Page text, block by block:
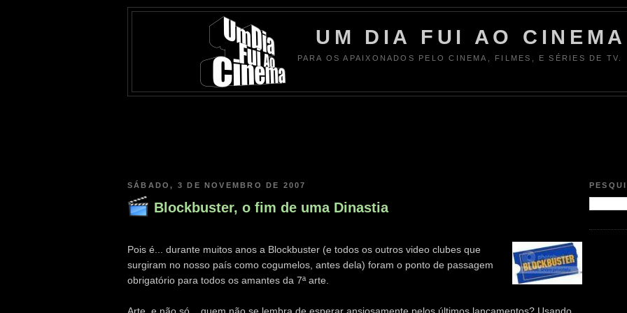
UM DIA FUI AO CINEMA
PARA OS APAIXONADOS PELO CINEMA, FILMES, E SÉRIES DE TV.
SÁBADO, 3 DE NOVEMBRO DE 2007
Blockbuster, o fim de uma Dinastia
Pois é... durante muitos anos a Blockbuster (e todos os outros video clubes que
surgiram no nosso país como cogumelos, antes dela) foram o ponto de passagem
obrigatório para todos os amantes da 7ª arte.